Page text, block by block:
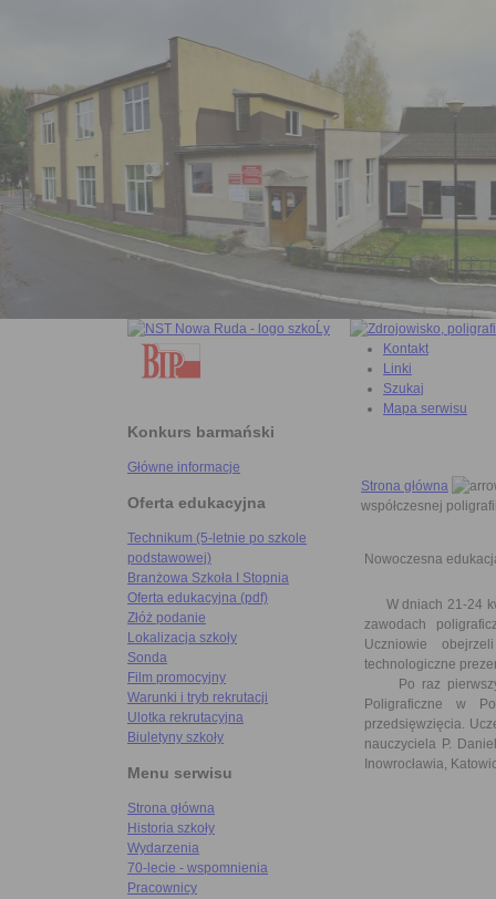
Konkurs barmański
Główne informacje
Oferta edukacyjna
Technikum (5-letnie po szkole
podstawowej)
Branżowa Szkoła I Stopnia
Oferta edukacyjna (pdf)
Złóż podanie
Lokalizacja szkoły
Sonda
Film promocyjny
Warunki i tryb rekrutacji
Ulotka rekrutacyjna
Biuletyny szkoły
Menu serwisu
Strona główna
Historia szkoły
Wydarzenia
70-lecie - wspomnienia
Pracownicy
Kontakt
Linki
Szukaj
Mapa serwisu
Strona główna
współczesnej
Nowoczesna
W dniach 21-24
zawodach
Uczniowie
technologiczne
Po raz pierwszy
Poligraficzne w
przedsięwzięcia.
nauczyciela P.
Inowrocławia,